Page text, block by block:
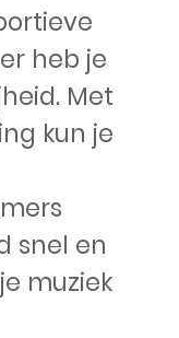
heb je
Met
kun je
snel en
muziek